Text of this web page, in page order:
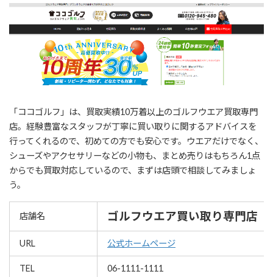
「ココゴルフ」は、買取実績10万着以上のゴルフウエア買取専門
店。経験豊富なスタッフが丁寧に買い取りに関するアドバイスを
行ってくれるので、初めての方でも安心です。ウエアだけでなく、
シューズやアクセサリーなどの小物も、まとめ売りはもちろん1点
からでも買取対応しているので、まずは店頭で相談してみましょ
う。
店舗名 ゴルフウエア買い取り専門店
URL 公式ホームページ
TEL 06-1111-1111